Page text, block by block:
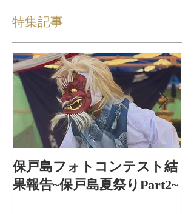
特集記事
保戸島フォトコンテスト結
果報告~保戸島夏祭りPart2~